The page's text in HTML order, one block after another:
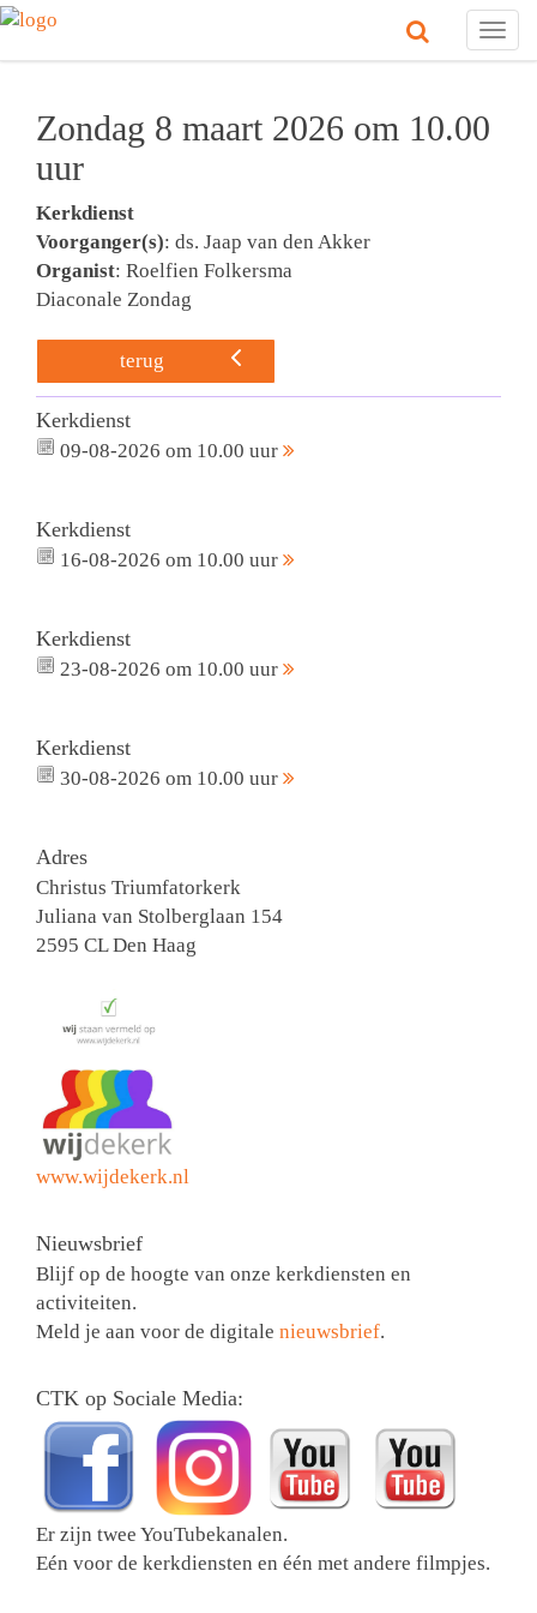
Zondag 8 maart 2026 om 10.00
uur
Kerkdienst
Voorganger(s): ds. Jaap van den Akker
Organist: Roelfien Folkersma
Diaconale Zondag
terug
Kerkdienst
09-08-2026 om 10.00 uur
Kerkdienst
16-08-2026 om 10.00 uur
Kerkdienst
23-08-2026 om 10.00 uur
Kerkdienst
30-08-2026 om 10.00 uur
Adres
Christus Triumfatorkerk
Juliana van Stolberglaan 154
2595 CL Den Haag
www.wijdekerk.nl
Nieuwsbrief
Blijf op de hoogte van onze kerkdiensten en
activiteiten.
Meld je aan voor de digitale nieuwsbrief.
CTK op Sociale Media:
Er zijn twee YouTubekanalen.
Eén voor de kerkdiensten en één met andere filmpjes.